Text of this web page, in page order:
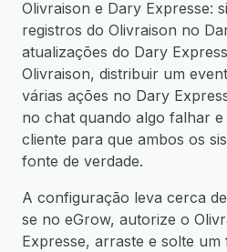
Olivraison e Dary Expresse:
registros do Olivraison no
atualizações do Dary
Olivraison, distribuir um
várias ações no Dary
no chat quando algo falhar
cliente para que ambos os
fonte de verdade.
A configuração leva cerca
se no eGrow, autorize o
Expresse, arraste e solte